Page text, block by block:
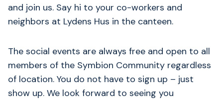
and join us. Say hi to your co-workers and
neighbors at Lydens Hus in the canteen.
The social events are always free and open to all
members of the Symbion Community regardless
of location. You do not have to sign up – just
show up. We look forward to seeing you